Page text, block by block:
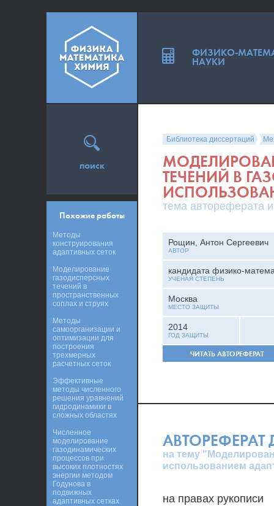
Библиотека диссертаций
ТЕЧЕНИЙ В
тема автореферата
Рощин, Антон Сергеевич
АВТОР
кандидата физико-
УЧЕНАЯ СТЕПЕНЬ
Москва
МЕСТО ЗАЩИТЫ
2014
ГОД ЗАЩИТЫ
ЧИТАТЬ АВТОРЕФЕРАТ
АВТОРЕФЕРАТ
на тему
использованием
на правах рукописи
поиск
Похожие работы
Методы
конструирования
адаптивных сеток
Моделирование
газодисперсных
течений в
пространственных
соплах и струях
Методы
самоорганизации и
оптимизации для
построения
трехмерных
расчетных сеток
Эффективные
методы численного
решения уравнений
гидродинамики в
сложных областях
Численное
моделирование
газодинамических
процессов при
высоких плотностях
энергии методом
Годунова в
подвижных
адаптивных сетках
ФИЗИКО-
НАУКИ